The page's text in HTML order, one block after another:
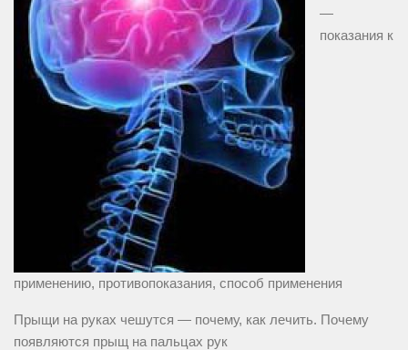
—
показания к
применению, противопоказания, способ применения
Прыщи на руках чешутся — почему, как лечить. Почему
появляются прыщ на пальцах рук